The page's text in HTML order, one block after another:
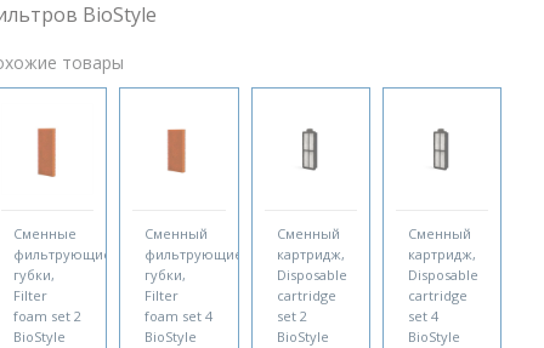
BioStyle
товары
Сменные
фильтрующие
губки,
Filter
foam set 2
BioStyle
Сменный
фильтрующие
губки,
Filter
foam set 4
BioStyle
Сменный
картридж,
Disposable
cartridge
set 2
BioStyle
Сменный
картридж,
Disposable
cartridge
set 4
BioStyle